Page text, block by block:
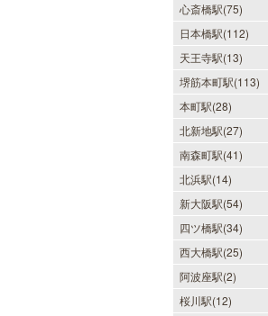
心斎橋駅(75)
日本橋駅(112)
天王寺駅(13)
堺筋本町駅(113)
本町駅(28)
北新地駅(27)
南森町駅(41)
北浜駅(14)
新大阪駅(54)
四ツ橋駅(34)
西大橋駅(25)
阿波座駅(2)
桜川駅(12)